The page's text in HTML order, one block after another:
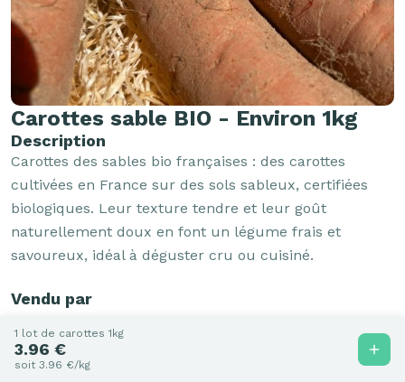
Carottes sable BIO - Environ 1kg
Description
Carottes des sables bio françaises : des carottes
cultivées en France sur des sols sableux, certifiées
biologiques. Leur texture tendre et leur goût
naturellement doux en font un légume frais et
savoureux, idéal à déguster cru ou cuisiné.
Vendu par
La petite épicerie de Degustonfoin
61350 Saint-Fraimbault
1 lot de carottes 1kg
3.96 €
soit 3.96 €/kg